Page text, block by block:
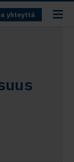
yhteyttä